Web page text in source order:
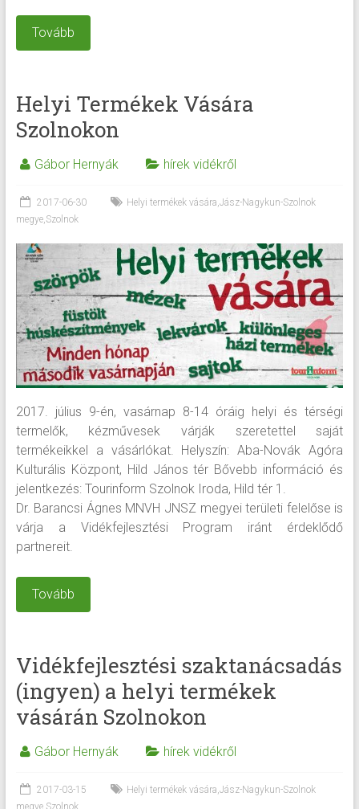
Tovább
Helyi Termékek Vására
Szolnokon
Gábor Hernyák hírek vidékről
2017-06-30 Helyi termékek vására Jász-Nagykun-Szolnok
megye, Szolnok
2017. július 9-én, vasárnap 8-14 óráig helyi és térségi
termelők, kézművesek várják szeretettel saját
termékeikkel a vásárlókat. Helyszín: Aba-Novák Agóra
Kulturális Központ, Hild János tér Bővebb információ és
jelentkezés: Tourinform Szolnok Iroda, Hild tér 1.
Dr. Barancsi Ágnes MNVH JNSZ megyei területi felelőse is
várja a Vidékfejlesztési Program iránt érdeklődő
partnereit.
Tovább
Vidékfejlesztési szaktanácsadás
(ingyen) a helyi termékek
vásárán Szolnokon
Gábor Hernyák hírek vidékről
2017-03-15 Helyi termékek vására,Jász-Nagykun-Szolnok